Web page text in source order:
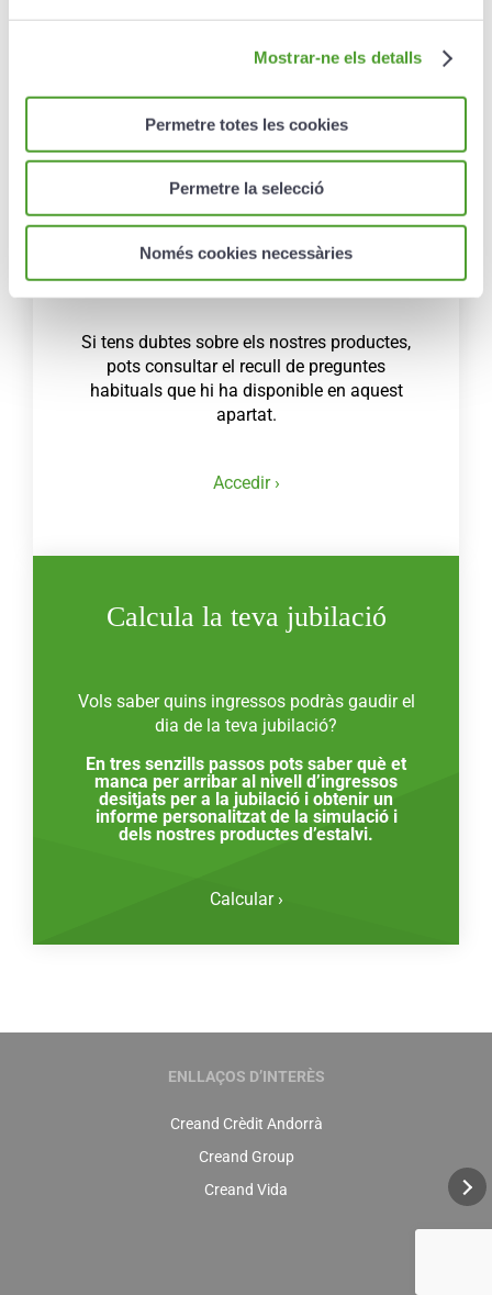
Mostrar-ne els detalls
Permetre totes les cookies
Permetre la selecció
Només cookies necessàries
Preguntes freqüents
Si tens dubtes sobre els nostres productes,
pots consultar el recull de preguntes
habituals que hi ha disponible en aquest
apartat.
Accedir ›
Calcula la teva jubilació
Vols saber quins ingressos podràs gaudir el
dia de la teva jubilació?
En tres senzills passos pots saber què et
manca per arribar al nivell d’ingressos
desitjats per a la jubilació i obtenir un
informe personalitzat de la simulació i
dels nostres productes d’estalvi.
Calcular ›
ENLLAÇOS D’INTERÈS
Creand Crèdit Andorrà
Creand Group
Creand Vida